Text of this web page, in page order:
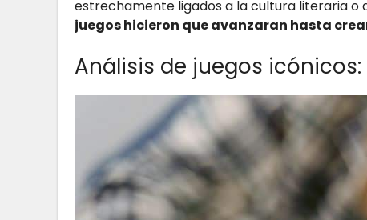
estrechamente ligados a la cultura literaria o
juegos hicieron que avanzaran hasta
Análisis de juegos icónicos: